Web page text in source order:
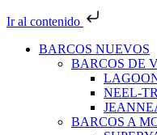
Ir al contenido
BARCOS NUEVOS
BARCOS DE
NEEL-
BARCOS A